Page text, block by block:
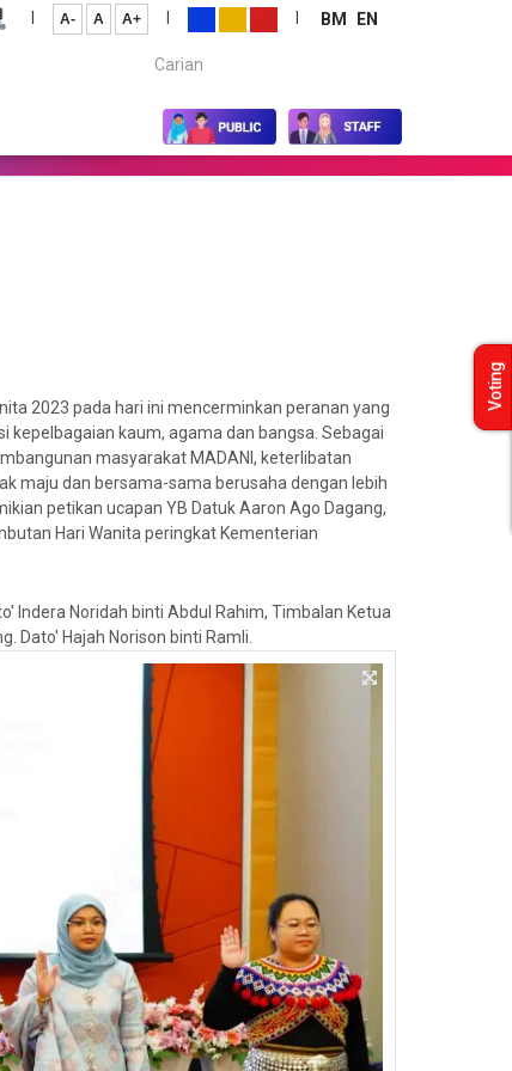
| A- A A+ | | BM
EN
Carian...
2023 pada hari ini mencerminkan peranan yang
kaum, agama dan bangsa. Sebagai
masyarakat MADANI, keterlibatan
maju dan bersama-sama berusaha dengan lebih
petikan ucapan YB Datuk Aaron Ago Dagang,
Hari Wanita peringkat Kementerian
Indera Noridah binti Abdul Rahim, Timbalan Ketua
Dato' Hajah Norison binti Ramli.
Voting